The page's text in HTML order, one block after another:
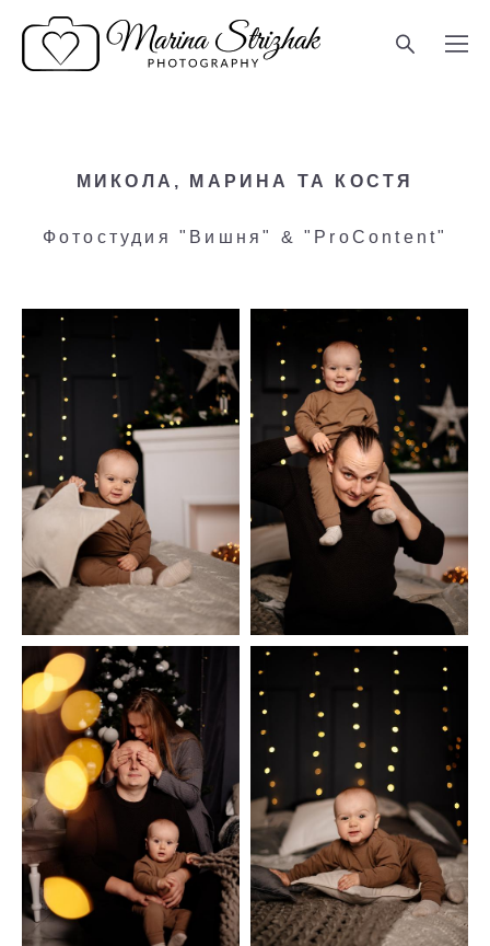
МИКОЛА, МАРИНА ТА КОСТЯ
Фотостудия "Вишня" & "РroContent"